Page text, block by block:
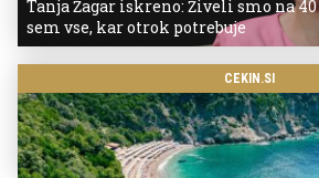
Tanja Žagar iskreno: Živeli smo na
sem vse, kar otrok potrebuje
CEKIN.SI